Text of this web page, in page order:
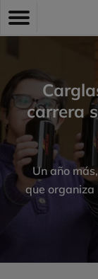
Pasar
contenido
Toggle
carrera
Un año
que organiza